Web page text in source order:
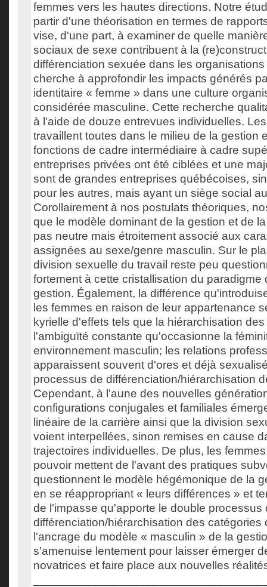
femmes vers les hautes directions. Notre
partir d'une théorisation en termes de
vise, d'une part, à examiner de quelle
sociaux de sexe contribuent à la
différenciation sexuée dans les
cherche à approfondir les impacts générés
identitaire « femme » dans une culture
considérée masculine. Cette recherche
à l'aide de douze entrevues individuelles.
travaillent toutes dans le milieu de la gestion
fonctions de cadre intermédiaire à cadre
entreprises privées ont été ciblées et une
sont de grandes entreprises québécoises,
pour les autres, mais ayant un siège social
Corollairement à nos postulats théoriques,
que le modèle dominant de la gestion et de
pas neutre mais étroitement associé aux
assignées au sexe/genre masculin. Sur le
division sexuelle du travail reste peu
fortement à cette cristallisation du paradigme
gestion. Également, la différence
les femmes en raison de leur appartenance
kyrielle d'effets tels que la hiérarchisation
l'ambiguïté constante qu'occasionne la
environnement masculin; les relations
apparaissent souvent d'ores et déjà
processus de différenciation/hiérarchisation
Cependant, à l'aune des nouvelles
configurations conjugales et familiales
linéaire de la carrière ainsi que la division
voient interpellées, sinon remises en cause
trajectoires individuelles. De plus, les
pouvoir mettent de l'avant des pratiques
questionnent le modèle hégémonique de la
en se réappropriant « leurs différences » et
de l'impasse qu'apporte le double processus
différenciation/hiérarchisation des catégories
l'ancrage du modèle « masculin » de la
s'amenuise lentement pour laisser émerger
novatrices et faire place aux nouvelles